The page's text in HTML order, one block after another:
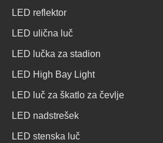
LED reflektor
LED ulična luč
LED lučka za stadion
LED High Bay Light
LED luč za škatlo za čevlje
LED nadstrešek
LED stenska luč